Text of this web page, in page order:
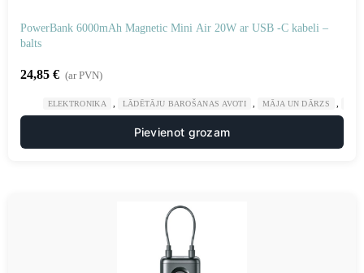
PowerBank 6000mAh Magnetic Mini Air 20W ar USB -C kabeli –
balts
24,85 € (ar PVN)
ELEKTRONIKA LĀDĒTĀJU BAROŠANAS AVOTI MĀJA UN DĀRZS
Pievienot grozam